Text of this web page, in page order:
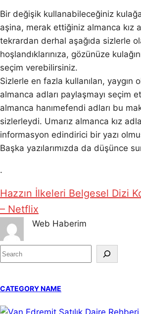
Bir değişik kullanabileceğiniz
aşina, merak ettiğiniz almanca kız
tekrardan derhal aşağıda sizlerle
hoşlandıklarınıza, gözünüze
seçim verebilirsiniz.
Sizlerle en fazla kullanılan, yaygın
almanca adları paylaşmayı seçim
almanca hanımefendi adları bu
sizlerleydi. Umarız almanca kız
informasyon edindirici bir yazı
Başka yazılarımızda da düşünce
.
Hazzın İlkeleri Belgesel Dizi
– Netflix
Web Haberim
S
e
r
c
CATEGORY NAME